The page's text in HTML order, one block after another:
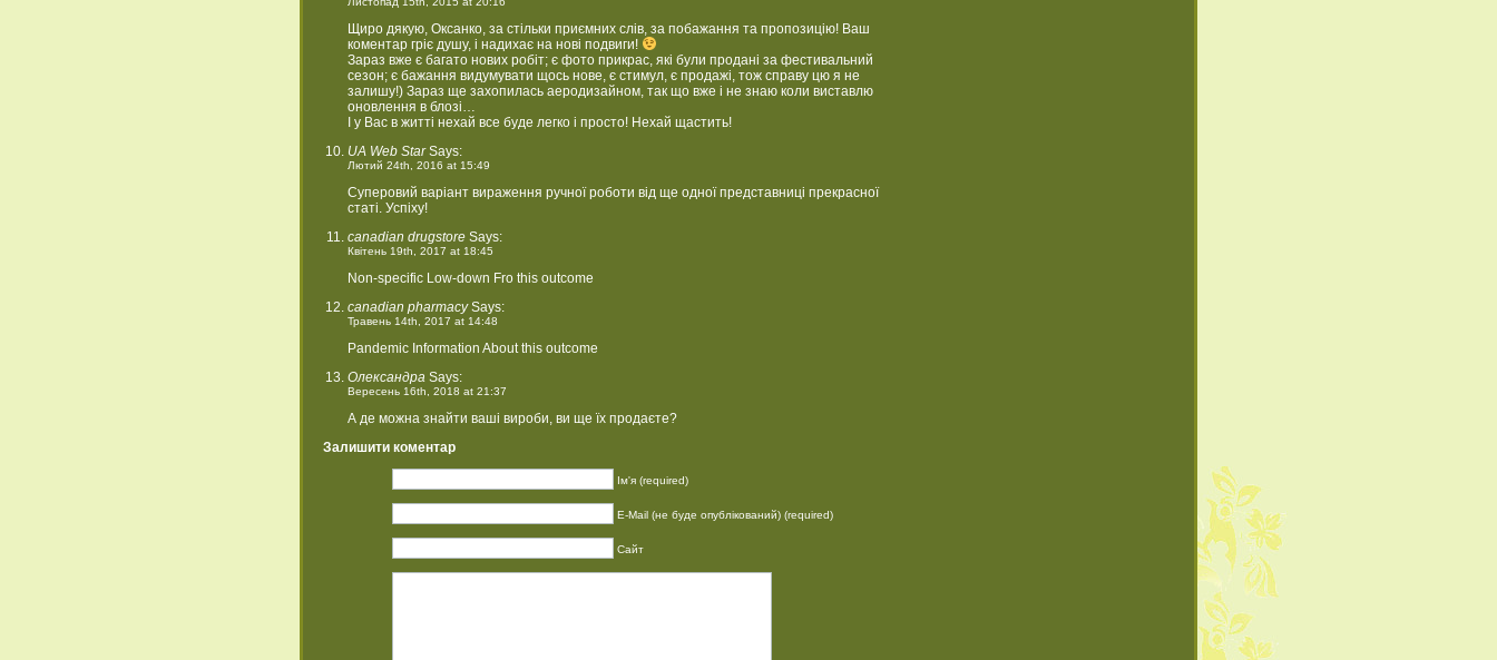
Щиро дякую, Оксанко, за стільки приємних слів, за побажання та пропозицію! Ваш
коментар гріє душу, і надихає на нові подвиги!
Зараз вже є багато нових робіт; є фото прикрас, які були продані за фестивальний
сезон; є бажання видумувати щось нове, є стимул, є продажі, тож справу цю я не
залишу!) Зараз ще захопилась аеродизайном, так що вже і не знаю коли виставлю
оновлення в блозі…
І у Вас в житті нехай все буде легко і просто! Нехай щастить!
UA Web StarSays:
Лютий 24th, 2016 at 15:49
Суперовий варіант вираження ручної роботи від ще одної представниці прекрасної
статі. Успіху!
canadian drugstore Says:
Квітень 19th, 2017 at 18:45
Non-specific Low-down Fro this outcome
canadian pharmacySays:
Травень 14th, 2017 at 14:48
Pandemic Information About this outcome
Олександра Says:
Вересень 16th, 2018 at 21:37
А де можна знайти ваші вироби, ви ще їх продаєте?
Залишити коментар
Ім'я (required)
E-Mail (не буде опублікований) (required)
Сайт